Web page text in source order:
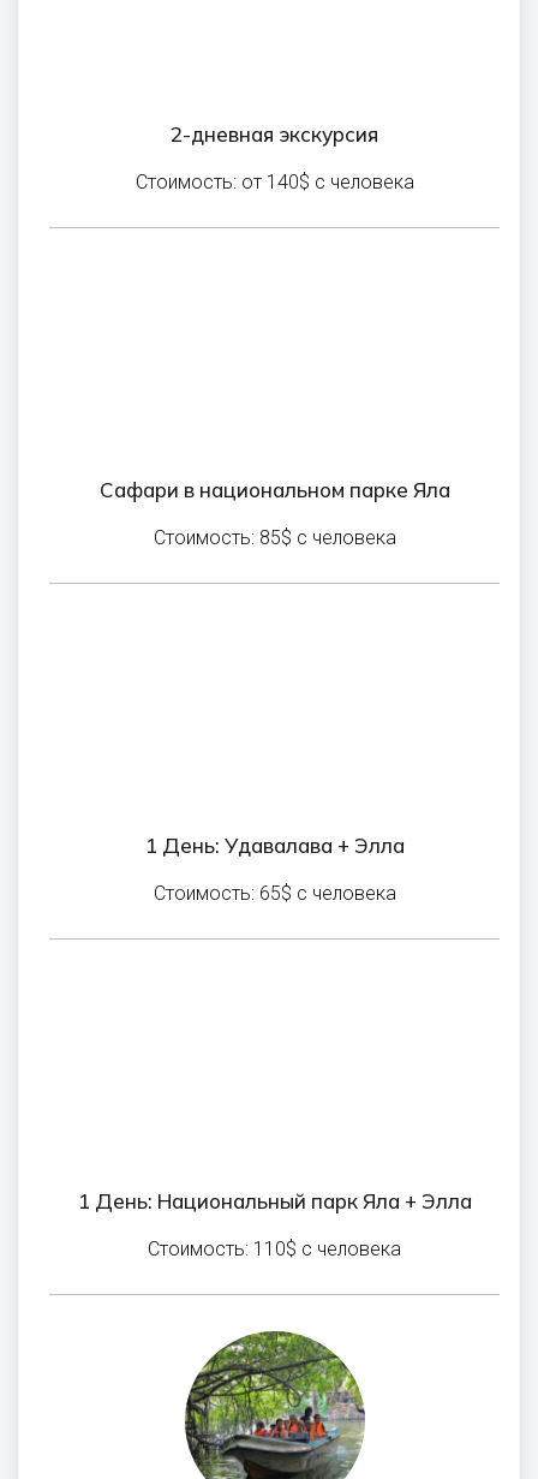
2-дневная экскурсия
Стоимость: от 140$ с человека
Сафари в национальном парке Яла
Стоимость: 85$ с человека
1 День: Удавалава + Элла
Стоимость: 65$ с человека
1 День: Национальный парк Яла + Элла
Стоимость: 110$ с человека